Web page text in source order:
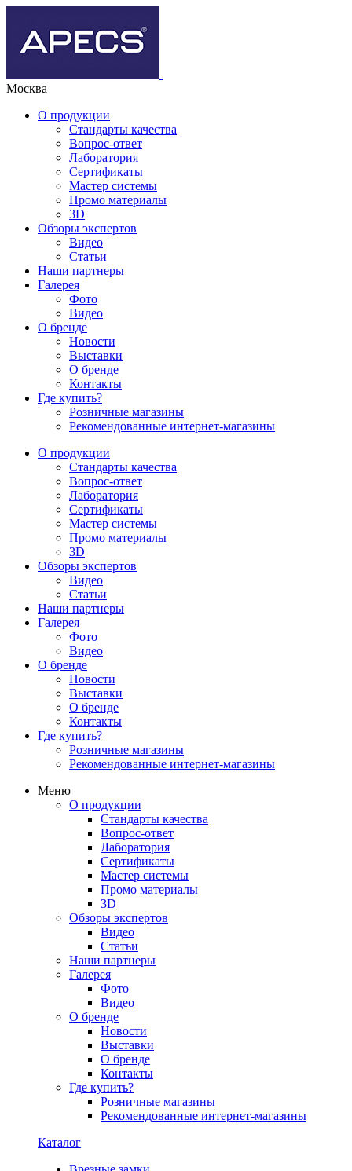
Москва
О продукции
Стандарты качества
Вопрос-ответ
Лаборатория
Сертификаты
Мастер системы
Промо материалы
3D
Обзоры экспертов
Видео
Статьи
Наши партнеры
Галерея
Фото
Видео
О бренде
Новости
Выставки
О бренде
Контакты
Где купить?
Розничные магазины
Рекомендованные интернет-магазины
О продукции
Стандарты качества
Вопрос-ответ
Лаборатория
Сертификаты
Мастер системы
Промо материалы
3D
Обзоры экспертов
Видео
Статьи
Наши партнеры
Галерея
Фото
Видео
О бренде
Новости
Выставки
О бренде
Контакты
Где купить?
Розничные магазины
Рекомендованные интернет-магазины
Меню
О продукции
Стандарты качества
Вопрос-ответ
Лаборатория
Сертификаты
Мастер системы
Промо материалы
3D
Обзоры экспертов
Видео
Статьи
Наши партнеры
Галерея
Фото
Видео
О бренде
Новости
Выставки
О бренде
Контакты
Где купить?
Розничные магазины
Рекомендованные интернет-магазины
Каталог